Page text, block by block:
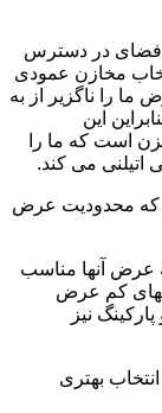
فضای در دسترس
مخازن عمودی
را ناگزیر از به
این
است که ما را
اتیلنی می کند.
که محدودیت عرض
عرض آنها مناسب
کم عرض
نیز
بهتری